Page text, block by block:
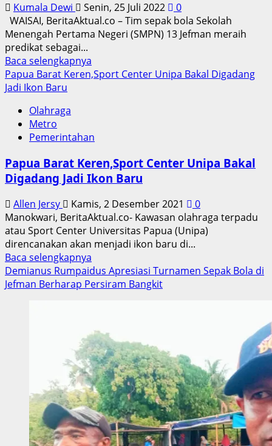
Kumala Dewi Senin, 25 Juli 2022
0
WAISAI, BeritaAktual.co – Tim sepak bola Sekolah
Menengah Pertama Negeri (SMPN) 13 Jefman meraih
predikat sebagai...
Baca selengkapnya
more
Sandang
Tim
Terbaik
14
Tahun
2022
di
Raja
Ampat
Papua Barat Keren,Sport Center Unipa Bakal Digadang
Jadi Ikon Baru
Olahraga
Metro
Pemerintahan
Papua Barat Keren,Sport Center Unipa Bakal
Digadang Jadi Ikon Baru
Allen Jersy Kamis, 2 Desember 2021
0
Manokwari, BeritaAktual.co- Kawasan olahraga terpadu
atau Sport Center Universitas Papua (Unipa)
direncanakan akan menjadi ikon baru di...
Baca selengkapnya
more
about
Center
Unipa
Bakal
Digadang
Jadi
Ikon
Baru
Demianus Rumpaidus Apresiasi Turnamen Sepak Bola di
Jefman Berharap Persiram Bangkit